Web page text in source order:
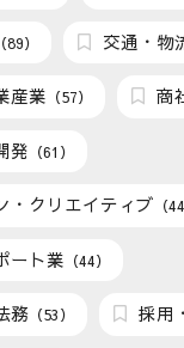
（89） 交通・物
産業 （57） 商
発 （61）
・クリエイティブ （
ート業 （44）
務 （53） 採用